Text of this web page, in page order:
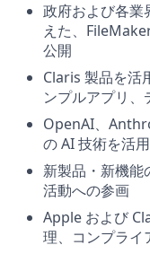
政府および各業
えた、
公開
Claris 製品を活
ンプルアプリ、
OpenAI、
の AI 技術を活
新製品・新機能
活動への参画
Apple および
理、コンプライ